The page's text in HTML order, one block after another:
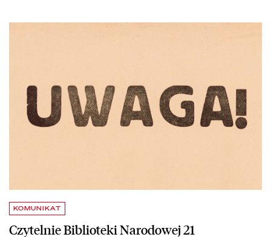
KOMUNIKAT
Czytelnie Biblioteki Narodowej 21
czytaj więcej o Czytelnie Biblioteki Narodowej 21 października będą